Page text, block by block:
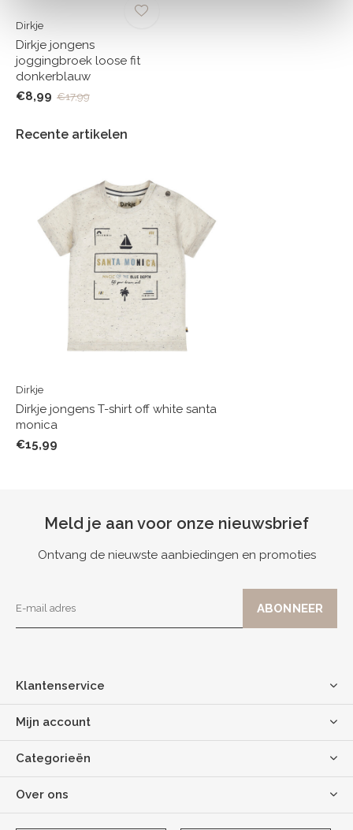
Dirkje
Dirkje jongens
joggingbroek loose fit
donkerblauw
€8,99 €17,99
Recente artikelen
Dirkje
Dirkje jongens T-shirt off white santa
monica
€15,99
Meld je aan voor onze nieuwsbrief
Ontvang de nieuwste aanbiedingen en promoties
Klantenservice
Mijn account
Categorieën
Over ons